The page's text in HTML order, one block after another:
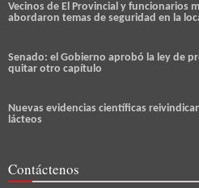
Vecinos de El Provincial y funcionarios
abordaron temas de seguridad en la
Senado: el Gobierno aprobó la ley de
quitar otro capítulo
Nuevas evidencias científicas
lácteos
Contáctenos